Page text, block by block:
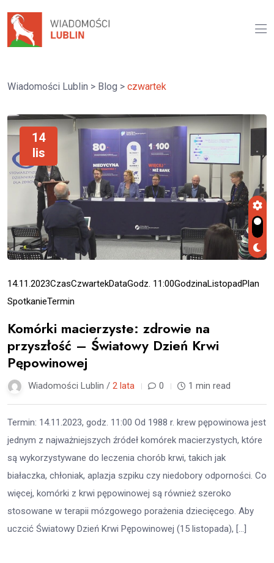
Wiadomości Lublin > Blog > czwartek
14
lis
14.11.2023CzasCzwartekDataGodz. 11:00GodzinaListopad Plan
SpotkanieTermin
Komórki macierzyste: zdrowie na
przyszłość – Światowy Dzień Krwi
Pępowinowej
Wiadomości Lublin / 2 lata 0 1 min read
Termin: 14.11.2023, godz. 11:00 Od 1988 r. krew pępowinowa jest
jednym z najważniejszych źródeł komórek macierzystych, które
są wykorzystywane do leczenia chorób krwi, takich jak
białaczka, chłoniak, aplazja szpiku czy niedobory odporności. Co
więcej, komórki z krwi pępowinowej są również szeroko
stosowane w terapii mózgowego porażenia dziecięcego. Aby
uczcić Światowy Dzień Krwi Pępowinowej (15 listopada), […]